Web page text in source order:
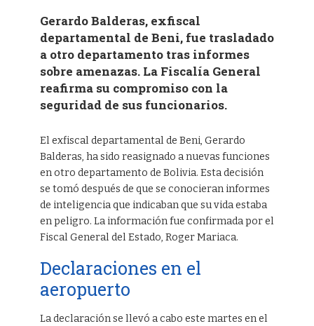
Gerardo Balderas, exfiscal
departamental de Beni, fue trasladado
a otro departamento tras informes
sobre amenazas. La Fiscalía General
reafirma su compromiso con la
seguridad de sus funcionarios.
El exfiscal departamental de Beni, Gerardo
Balderas, ha sido reasignado a nuevas funciones
en otro departamento de Bolivia. Esta decisión
se tomó después de que se conocieran informes
de inteligencia que indicaban que su vida estaba
en peligro. La información fue confirmada por el
Fiscal General del Estado, Roger Mariaca.
Declaraciones en el
aeropuerto
La declaración se llevó a cabo este martes en el